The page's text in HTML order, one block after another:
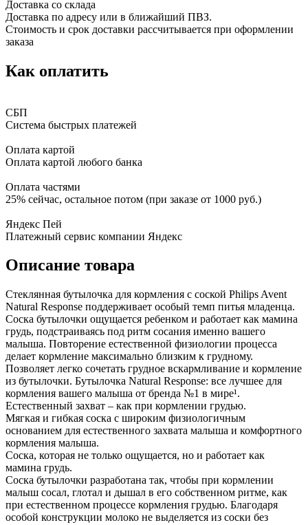
Доставка со склада
Доставка по адресу или в ближайший ПВЗ.
Стоимость и срок доставки рассчитывается при оформлении
заказа
Как оплатить
СБП
Система быстрых платежей
Оплата картой
Оплата картой любого банка
Оплата частями
25% сейчас, остальное потом (при заказе от 1000 руб.)
Яндекс Пей
Платежный сервис компании Яндекс
Описание товара
Стеклянная бутылочка для кормления с соской Philips Avent
Natural Response поддерживает особый темп питья младенца.
Соска бутылочки ощущается ребенком и работает как мамина
грудь, подстраиваясь под ритм сосания именно вашего
малыша. Повторение естественной физиологии процесса
делает кормление максимально близким к грудному.
Позволяет легко сочетать грудное вскармливание и кормление
из бутылочки. Бутылочка Natural Response: все лучшее для
кормления вашего малыша от бренда №1 в мире¹.
Естественный захват – как при кормлении грудью.
Мягкая и гибкая соска с широким физиологичным
основанием для естественного захвата малыша и комфортного
кормления малыша.
Соска, которая не только ощущается, но и работает как
мамина грудь.
Соска бутылочки разработана так, чтобы при кормлении
малыш сосал, глотал и дышал в его собственном ритме, как
при естественном процессе кормления грудью. Благодаря
особой конструкции молоко не выделяется из соски без